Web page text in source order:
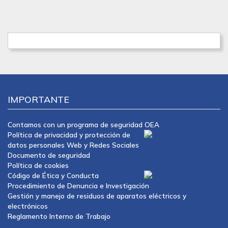
IMPORTANTE
Contamos con un programa de seguridad OEA
Política de privacidad y protección de
datos personales Web y Redes Sociales
Documento de seguridad
Política de cookies
Código de Ética y Conducta
Procedimiento de Denuncia e Investigación
Gestión y manejo de residuos de aparatos eléctricos y
electrónicos
Reglamento Interno de Trabajo